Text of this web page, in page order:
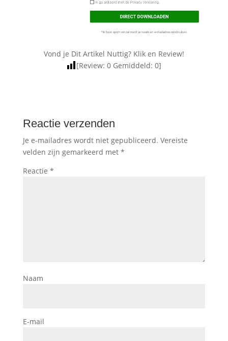
Vond je Dit Artikel Nuttig? Klik en Review!
[Review:0 Gemiddeld:0]
Reactie verzenden
Je e-mailadres wordt niet gepubliceerd. Vereiste
velden zijn gemarkeerd met *
Reactie *
Naam
E-mail